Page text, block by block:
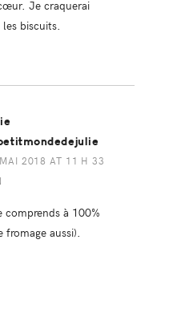
Je craquerai
biscuits.
2018 AT 11 H 33
comprends à 100%
fromage aussi).